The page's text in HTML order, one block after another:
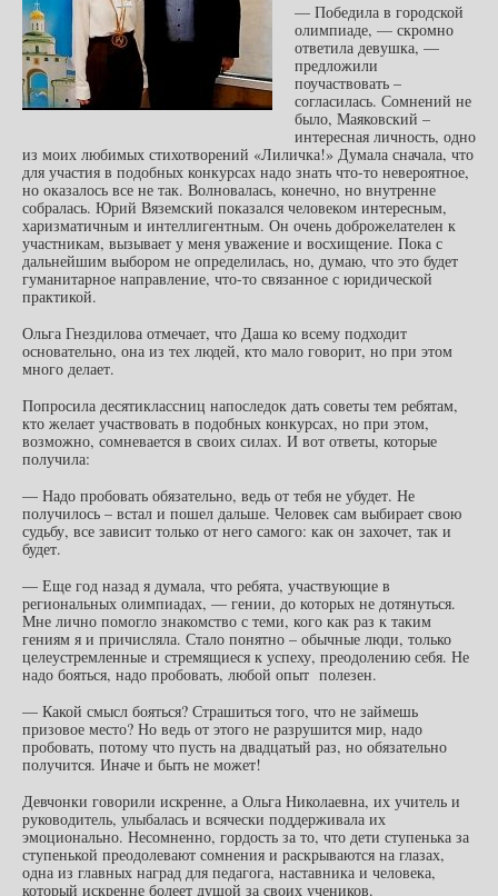
— Победила в городской
олимпиаде, — скромно
ответила девушка, —
предложили
поучаствовать –
согласилась. Сомнений не
было, Маяковский –
интересная личность, одно
из моих любимых стихотворений «Лиличка!» Думала сначала, что
для участия в подобных конкурсах надо знать что-то невероятное,
но оказалось все не так. Волновалась, конечно, но внутренне
собралась. Юрий Вяземский показался человеком интересным,
харизматичным и интеллигентным. Он очень доброжелателен к
участникам, вызывает у меня уважение и восхищение. Пока с
дальнейшим выбором не определилась, но, думаю, что это будет
гуманитарное направление, что-то связанное с юридической
практикой.
Ольга Гнездилова отмечает, что Даша ко всему подходит
основательно, она из тех людей, кто мало говорит, но при этом
много делает.
Попросила десятиклассниц напоследок дать советы тем ребятам,
кто желает участвовать в подобных конкурсах, но при этом,
возможно, сомневается в своих силах. И вот ответы, которые
получила:
— Надо пробовать обязательно, ведь от тебя не убудет. Не
получилось – встал и пошел дальше. Человек сам выбирает свою
судьбу, все зависит только от него самого: как он захочет, так и
будет.
— Еще год назад я думала, что ребята, участвующие в
региональных олимпиадах, — гении, до которых не дотянуться.
Мне лично помогло знакомство с теми, кого как раз к таким
гениям я и причисляла. Стало понятно – обычные люди, только
целеустремленные и стремящиеся к успеху, преодолению себя. Не
надо бояться, надо пробовать, любой опыт полезен.
— Какой смысл бояться? Страшиться того, что не займешь
призовое место? Но ведь от этого не разрушится мир, надо
пробовать, потому что пусть на двадцатый раз, но обязательно
получится. Иначе и быть не может!
Девчонки говорили искренне, а Ольга Николаевна, их учитель и
руководитель, улыбалась и всячески поддерживала их
эмоционально. Несомненно, гордость за то, что дети ступенька за
ступенькой преодолевают сомнения и раскрываются на глазах,
одна из главных наград для педагога, наставника и человека,
который искренне болеет душой за своих учеников.